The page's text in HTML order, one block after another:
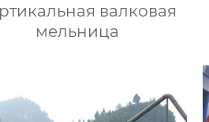
валковая
мельница